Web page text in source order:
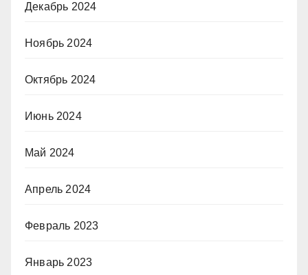
Декабрь 2024
Ноябрь 2024
Октябрь 2024
Июнь 2024
Май 2024
Апрель 2024
Февраль 2023
Январь 2023